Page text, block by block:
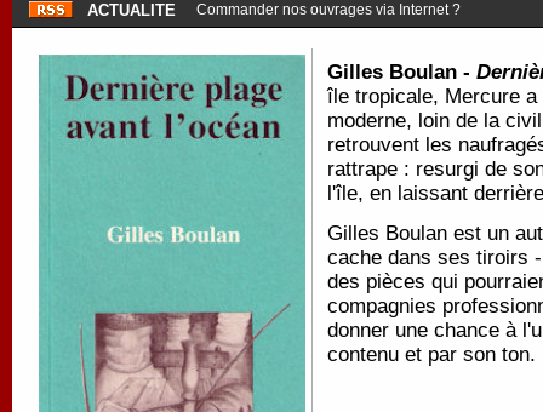
ACTUALITE
Commander nos ouvrages via Internet ?
Gilles Boulan -
île tropicale, Mercure
moderne, loin de la
retrouvent les
rattrape : resurgi de
l'île, en laissant
Gilles Boulan est un
cache dans ses tiroirs
des pièces qui
compagnies
donner une chance à
contenu et par son ton.